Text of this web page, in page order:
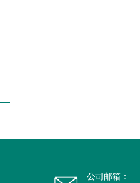
公司邮箱：